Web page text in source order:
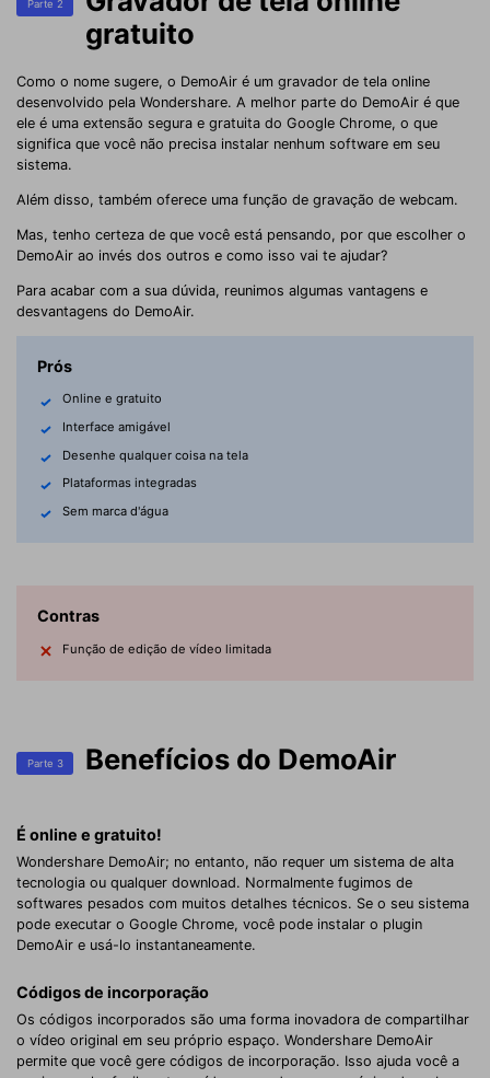
Parte 2
gratuito
Como o nome sugere, o DemoAir é um gravador de tela online
desenvolvido pela Wondershare. A melhor parte do DemoAir é que
ele é uma extensão segura e gratuita do Google Chrome, o que
significa que você não precisa instalar nenhum software em seu
sistema.
Além disso, também oferece uma função de gravação de webcam.
Mas, tenho certeza de que você está pensando, por que escolher o
DemoAir ao invés dos outros e como isso vai te ajudar?
Para acabar com a sua dúvida, reunimos algumas vantagens e
desvantagens do DemoAir.
Prós
Online e gratuito
Interface amigável
Desenhe qualquer coisa na tela
Plataformas integradas
Sem marca d'água
Contras
Função de edição de vídeo limitada
Parte 3 Benefícios do DemoAir
É online e gratuito!
Wondershare DemoAir; no entanto, não requer um sistema de alta
tecnologia ou qualquer download. Normalmente fugimos de
softwares pesados ​​com muitos detalhes técnicos. Se o seu sistema
pode executar o Google Chrome, você pode instalar o plugin
DemoAir e usá-lo instantaneamente.
Códigos de incorporação
Os códigos incorporados são uma forma inovadora de compartilhar
o vídeo original em seu próprio espaço. Wondershare DemoAir
permite que você gere códigos de incorporação. Isso ajuda você a